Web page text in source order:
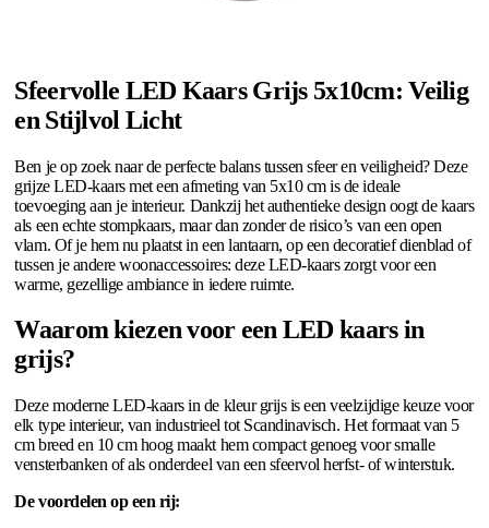
Sfeervolle LED Kaars Grijs 5x10cm: Veilig
en Stijlvol Licht
Ben je op zoek naar de perfecte balans tussen sfeer en veiligheid? Deze
grijze LED-kaars met een afmeting van 5x10 cm is de ideale
toevoeging aan je interieur. Dankzij het authentieke design oogt de kaars
als een echte stompkaars, maar dan zonder de risico’s van een open
vlam. Of je hem nu plaatst in een lantaarn, op een decoratief dienblad of
tussen je andere woonaccessoires: deze LED-kaars zorgt voor een
warme, gezellige ambiance in iedere ruimte.
Waarom kiezen voor een LED kaars in
grijs?
Deze moderne LED-kaars in de kleur grijs is een veelzijdige keuze voor
elk type interieur, van industrieel tot Scandinavisch. Het formaat van 5
cm breed en 10 cm hoog maakt hem compact genoeg voor smalle
vensterbanken of als onderdeel van een sfeervol herfst- of winterstuk.
De voordelen op een rij: